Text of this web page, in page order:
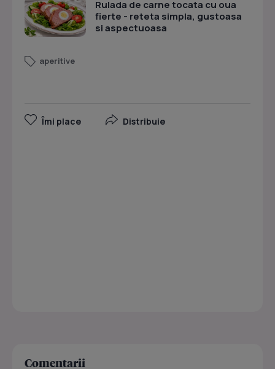
Rulada de carne tocata cu oua
fierte - reteta simpla, gustoasa
si aspectuoasa
aperitive
Îmi place Distribuie
Comentarii